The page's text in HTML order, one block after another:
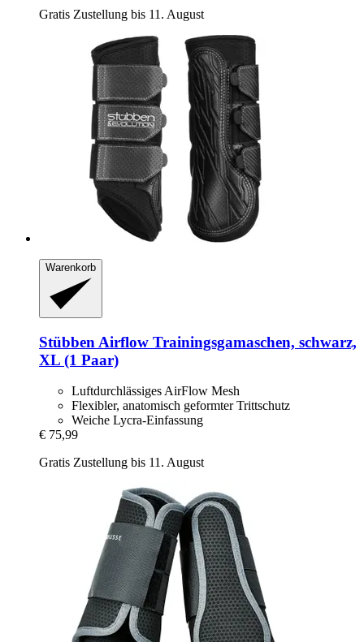
Gratis Zustellung bis 11. August
Warenkorb
Stübben Airflow Trainingsgamaschen, schwarz,
XL (1 Paar)
Luftdurchlässiges AirFlow Mesh
Flexibler, anatomisch geformter Trittschutz
Weiche Lycra-Einfassung
€ 75,99
Gratis Zustellung bis 11. August